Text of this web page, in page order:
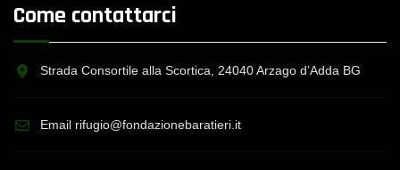
Come contattarci
Strada Consortile alla Scortica, 24040 Arzago d’Adda BG
Email rifugio@fondazionebaratieri.it